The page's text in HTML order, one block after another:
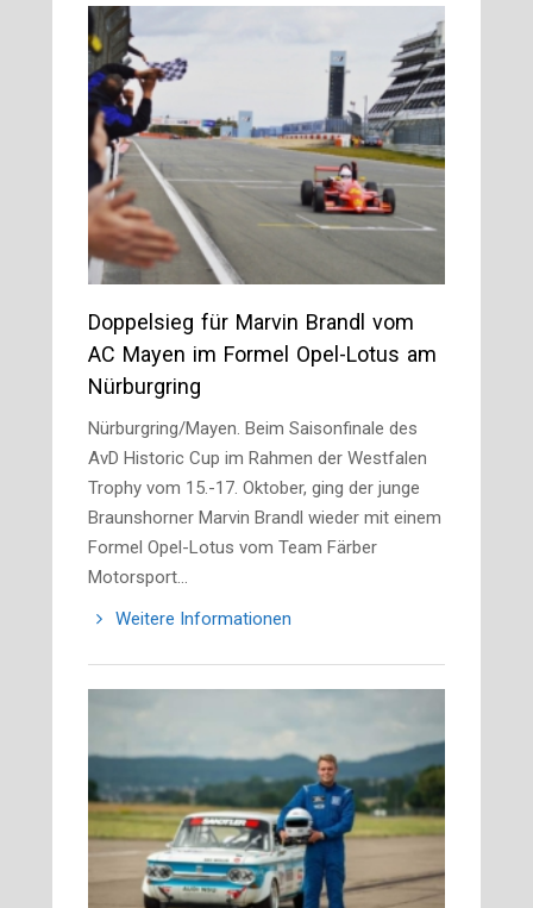
Doppelsieg für Marvin Brandl vom
AC Mayen im Formel Opel-Lotus am
Nürburgring
Nürburgring/Mayen. Beim Saisonfinale des
AvD Historic Cup im Rahmen der Westfalen
Trophy vom 15.-17. Oktober, ging der junge
Braunshorner Marvin Brandl wieder mit einem
Formel Opel-Lotus vom Team Färber
Motorsport…
Weitere Informationen